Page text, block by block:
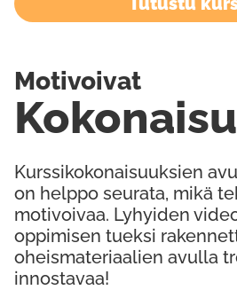
Kurssikokonaisuuksien
on helppo seurata, mikä
motivoivaa. Lyhyiden
oppimisen tueksi
oheismateriaalien avulla
innostavaa!
Motivoivat